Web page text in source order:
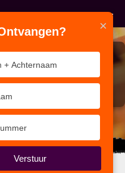
de wolken.
×
Verstuur